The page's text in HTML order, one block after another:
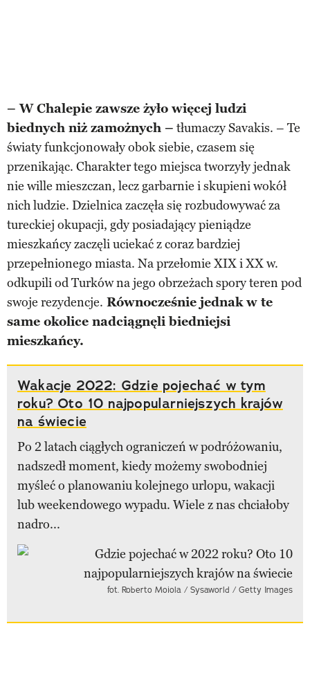
– W Chalepie zawsze żyło więcej ludzi
biednych niż zamożnych – tłumaczy Savakis. – Te
światy funkcjonowały obok siebie, czasem się
przenikając. Charakter tego miejsca tworzyły jednak
nie wille mieszczan, lecz garbarnie i skupieni wokół
nich ludzie. Dzielnica zaczęła się rozbudowywać za
tureckiej okupacji, gdy posiadający pieniądze
mieszkańcy zaczęli uciekać z coraz bardziej
przepełnionego miasta. Na przełomie XIX i XX w.
odkupili od Turków na jego obrzeżach spory teren pod
swoje rezydencje. Równocześnie jednak w te
same okolice nadciągnęli biedniejsi
mieszkańcy.
Wakacje 2022: Gdzie pojechać w tym
roku? Oto 10 najpopularniejszych krajów
na świecie
Po 2 latach ciągłych ograniczeń w podróżowaniu,
nadszedł moment, kiedy możemy swobodniej
myśleć o planowaniu kolejnego urlopu, wakacji
lub weekendowego wypadu. Wiele z nas chciałoby
nadro...
fot. Roberto Moiola / Sysaworld / Getty Images